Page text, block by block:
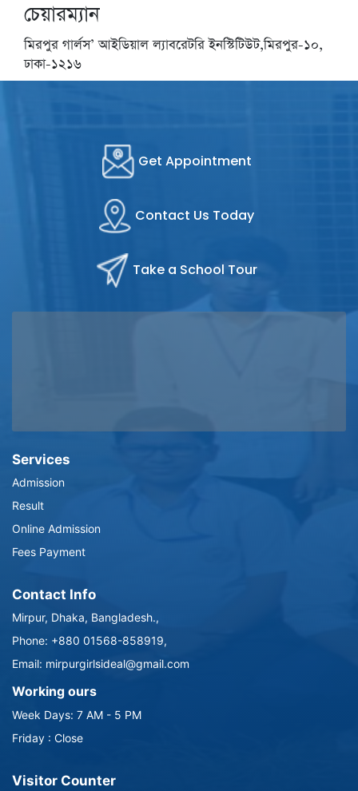
চেয়ারম্যান
মিরপুর গার্লস’ আইডিয়াল ল্যাবরেটরি ইনস্টিটিউট,মিরপুর-১০,
ঢাকা-১২১৬
Get Appointment
Contact Us Today
Take a School Tour
Services
Admission
Result
Online Admission
Fees Payment
Contact Info
Mirpur, Dhaka, Bangladesh.,
Phone: +880 01568-858919,
Email: mirpurgirlsideal@gmail.com
Working ours
Week Days: 7 AM - 5 PM
Friday : Close
Visitor Counter